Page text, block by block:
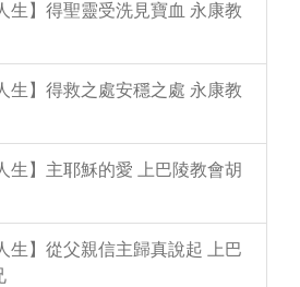
生】得聖靈受洗見寶血 永康教
生】得救之處安穩之處 永康教
生】主耶穌的愛 上巴陵教會胡
生】從父親信主歸真說起 上巴